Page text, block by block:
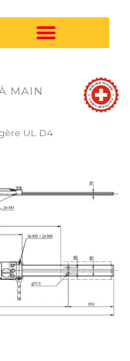
MAIN
UL D4